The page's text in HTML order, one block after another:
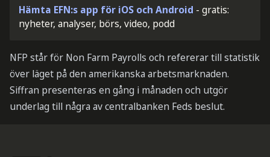
Hämta EFN:s app för iOS och Android - gratis:
nyheter, analyser, börs, video, podd
NFP står för Non Farm Payrolls och refererar till statistik
över läget på den amerikanska arbetsmarknaden.
Siffran presenteras en gång i månaden och utgör
underlag till några av centralbanken Feds beslut.